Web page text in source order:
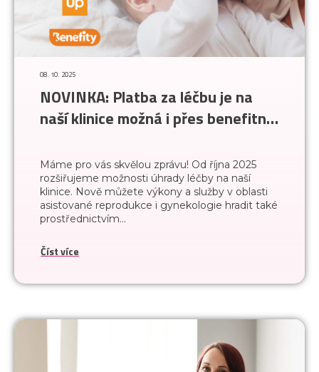
08. 10. 2025
NOVINKA: Platba za léčbu je na
naší klinice možná i přes benefitní
Máme pro vás skvělou zprávu! Od října 2025
rozšiřujeme možnosti úhrady léčby na naší
klinice. Nově můžete výkony a služby v oblasti
asistované reprodukce i gynekologie hradit také
prostřednictvím...
Číst více